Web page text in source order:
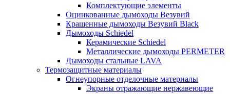
Комплектующие элементы
Оцинкованные дымоходы Везувий
Крашенные дымоходы Везувий Black
Дымоходы Schiedel
Керамические Schiedel
Металлические дымоходы PERMETER
Дымоходы стальные LAVA
Термозащитные материалы
Огнеупорные отделочные материалы
Экраны отражающие нержавеющие